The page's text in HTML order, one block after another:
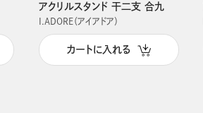
アクリルスタンド 干二支 合九
I.ADORE（アイアドア）
カートに入れる